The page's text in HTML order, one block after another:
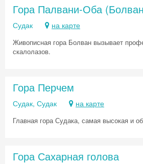
Гора Палвани-Оба
Судак на карте
Живописная гора Болван вызывает
скалолазов.
Гора Перчем
Судак, Судак на карте
Главная гора Судака, самая высокая и
Гора Сахарная голова
промокод на первое